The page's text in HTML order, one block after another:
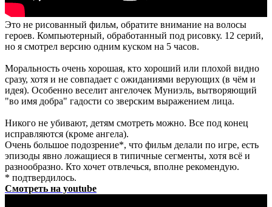
Это не рисованный фильм, обратите внимание на волосы
героев. Компьютерный, обработанный под рисовку. 12 серий,
но я смотрел версию одним куском на 5 часов.
Моральность очень хорошая, кто хороший или плохой видно
сразу, хотя и не совпадает с ожиданиями верующих (в чём и
идея). Особенно веселит ангелочек Муниэль, вытворяющий
"во имя добра" гадости со зверским выражением лица.
Никого не убивают, детям смотреть можно. Все под конец
исправляются (кроме ангела).
Очень большое подозрение*, что фильм делали по игре, есть
эпизоды явно ложащиеся в типичные сегменты, хотя всё и
разнообразно. Кто хочет отвлечься, вполне рекомендую.
* подтвердилось.
Смотреть на youtube